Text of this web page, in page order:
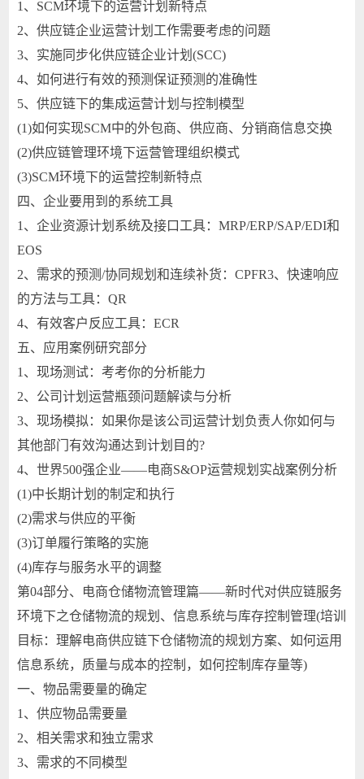
1、SCM环境下的运营计划新特点
2、供应链企业运营计划工作需要考虑的问题
3、实施同步化供应链企业计划(SCC)
4、如何进行有效的预测保证预测的准确性
5、供应链下的集成运营计划与控制模型
(1)如何实现SCM中的外包商、供应商、分销商信息交换
(2)供应链管理环境下运营管理组织模式
(3)SCM环境下的运营控制新特点
四、企业要用到的系统工具
1、企业资源计划系统及接口工具：MRP/ERP/SAP/EDI和
EOS
2、需求的预测/协同规划和连续补货：CPFR3、快速响应
的方法与工具：QR
4、有效客户反应工具：ECR
五、应用案例研究部分
1、现场测试：考考你的分析能力
2、公司计划运营瓶颈问题解读与分析
3、现场模拟：如果你是该公司运营计划负责人你如何与
其他部门有效沟通达到计划目的?
4、世界500强企业——电商S&OP运营规划实战案例分析
(1)中长期计划的制定和执行
(2)需求与供应的平衡
(3)订单履行策略的实施
(4)库存与服务水平的调整
第04部分、电商仓储物流管理篇——新时代对供应链服务
环境下之仓储物流的规划、信息系统与库存控制管理(培训
目标：理解电商供应链下仓储物流的规划方案、如何运用
信息系统，质量与成本的控制，如何控制库存量等)
一、物品需要量的确定
1、供应物品需要量
2、相关需求和独立需求
3、需求的不同模型